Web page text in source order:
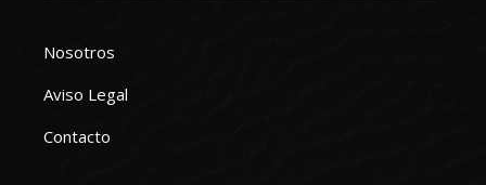
Nosotros
Aviso Legal
Contacto